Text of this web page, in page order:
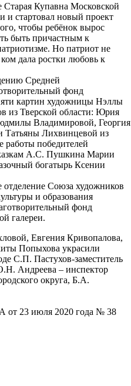
Старая Купавна Московской
и стартовал новый проект
чтобы ребёнок вырос
быть причастным к
Но патриот не
ком дала ростки любовь к
Средней
фонд
картин художницы Нэллы
из Тверской области: Юрия
Владимировой, Георгия
Татьяны Лихвинцевой из
победителей
А.С. Пушкина Марии
богатырь Ксении
Союза художников
и образования
фонд
галереи.
Евгения Кривопалова,
Попыхова украсили
С.П. Пастухов-заместитель
Андреева – инспектор
округа, Б.А.
от 23 июля 2020 года № 38